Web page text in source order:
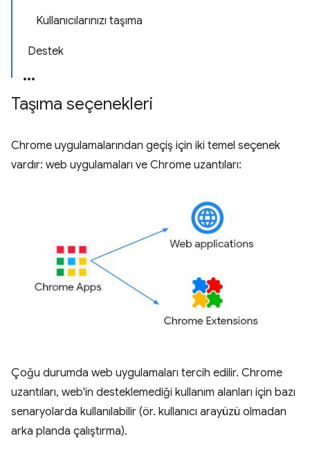
Kullanıcılarınızı taşıma
Destek
Taşıma seçenekleri
Chrome uygulamalarından geçiş için iki temel seçenek
vardır: web uygulamaları ve Chrome uzantıları:
Çoğu durumda web uygulamaları tercih edilir. Chrome
uzantıları, web'in desteklemediği kullanım alanları için bazı
senaryolarda kullanılabilir (ör. kullanıcı arayüzü olmadan
arka planda çalıştırma).